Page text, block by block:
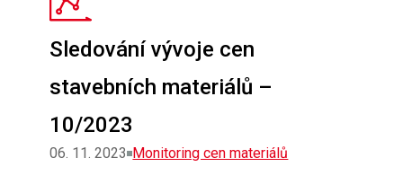
Sledování vývoje cen
stavebních materiálů –
10/2023
06. 11. 2023 Rubriky
Monitoring cen materiálů